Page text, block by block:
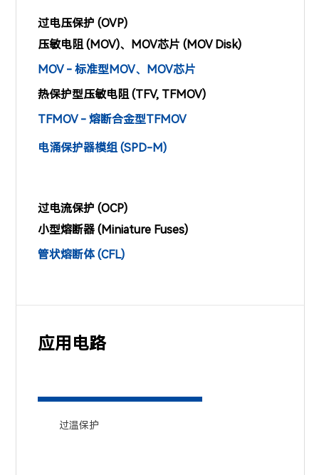
过电压保护 (OVP)
压敏电阻 (MOV)、MOV芯片 (MOV Disk)
MOV - 标准型MOV、MOV芯片
热保护型压敏电阻 (TFV, TFMOV)
TFMOV - 熔断合金型TFMOV
电涌保护器模组 (SPD-M)
过电流保护 (OCP)
小型熔断器 (Miniature Fuses)
管状熔断体 (CFL)
应用电路
过温保护